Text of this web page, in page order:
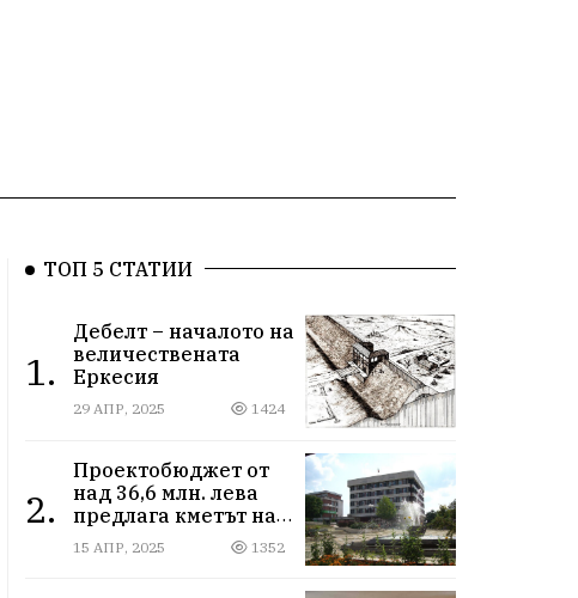
ТОП 5 СТАТИИ
1.
Дебелт – началото на
величествената
Еркесия
29 АПР, 2025 1424
2.
Проектобюджет от
над 36,6 млн. лева
предлага кметът на
община Средец Иван
Кичев за 2025
15 АПР, 2025 1352